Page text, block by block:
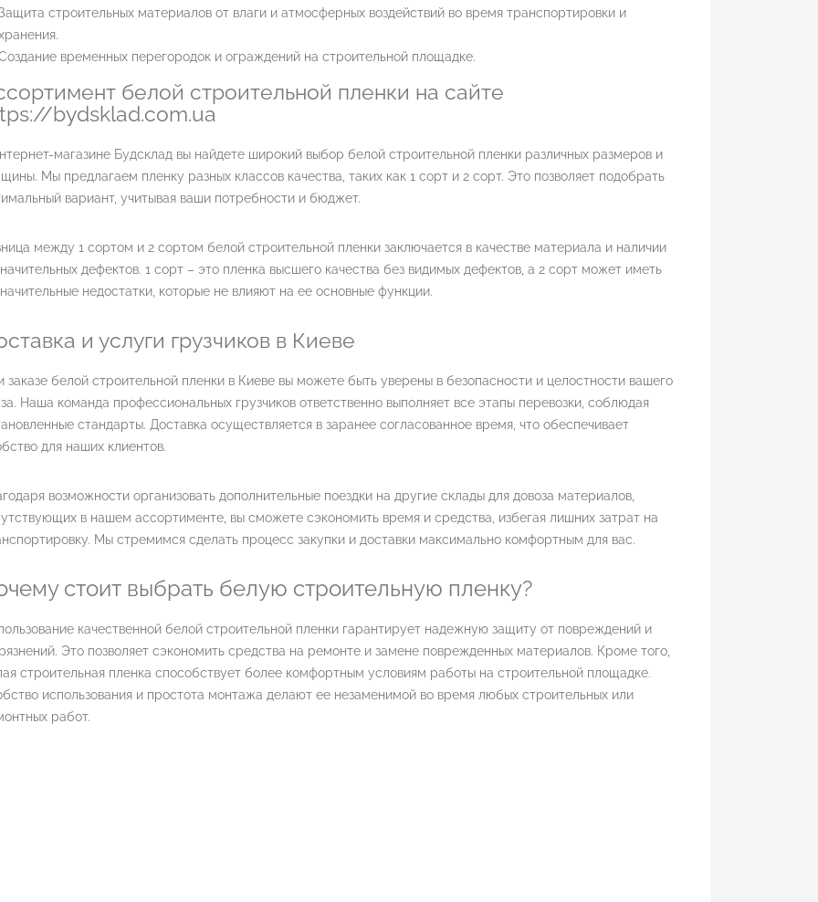
Защита строительных материалов от влаги и атмосферных воздействий во время транспортировки и
временных перегородок и ограждений на строительной площадке.
белой строительной пленки на сайте
bydsklad.com.ua
магазине Будсклад вы найдете широкий выбор белой строительной пленки различных размеров и
Мы предлагаем пленку разных классов качества, таких как 1 сорт и 2 сорт. Это позволяет подобрать
вариант, учитывая ваши потребности и бюджет.
между 1 сортом и 2 сортом белой строительной пленки заключается в качестве материала и наличии
дефектов. 1 сорт – это пленка высшего качества без видимых дефектов, а 2 сорт может иметь
недостатки, которые не влияют на ее основные функции.
и услуги грузчиков в Киеве
заказе белой строительной пленки в Киеве вы можете быть уверены в безопасности и целостности вашего
Наша команда профессиональных грузчиков ответственно выполняет все этапы перевозки, соблюдая
стандарты. Доставка осуществляется в заранее согласованное время, что обеспечивает
для наших клиентов.
возможности организовать дополнительные поездки на другие склады для довоза материалов,
в нашем ассортименте, вы сможете сэкономить время и средства, избегая лишних затрат на
Мы стремимся сделать процесс закупки и доставки максимально комфортным для вас.
стоит выбрать белую строительную пленку?
качественной белой строительной пленки гарантирует надежную защиту от повреждений и
Это позволяет сэкономить средства на ремонте и замене поврежденных материалов. Кроме того,
строительная пленка способствует более комфортным условиям работы на строительной площадке.
использования и простота монтажа делают ее незаменимой во время любых строительных или
работ.